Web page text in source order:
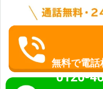
無料で電話
0120-